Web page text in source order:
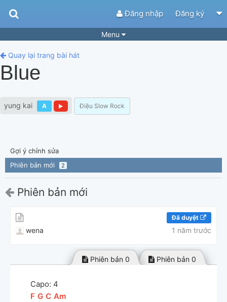
Đăng nhập Đăng ký
Menu
Bài hát
Tìm theo hợp âm
Khóa học
Tắt quảng cáo
Quay lại trang bài hát
Blue
yung kai A Điệu Slow Rock
Gợi ý chỉnh sửa
Phiên bản mới
2
Phiên bản mới
Đã duyệt
wena 1 năm trước
Phiên bản 0
Phiên bản 0
Capo: 4
[F ]
[
G ]
[
C ]
[
Am